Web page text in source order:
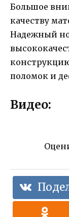
Большое
качеству
Надежный
поломок и
Видео: